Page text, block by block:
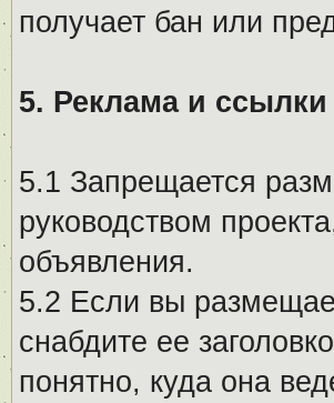
получает бан или
5. Реклама и
5.1 Запрещается
руководством
объявления.
5.2 Если вы
снабдите ее
понятно, куда она